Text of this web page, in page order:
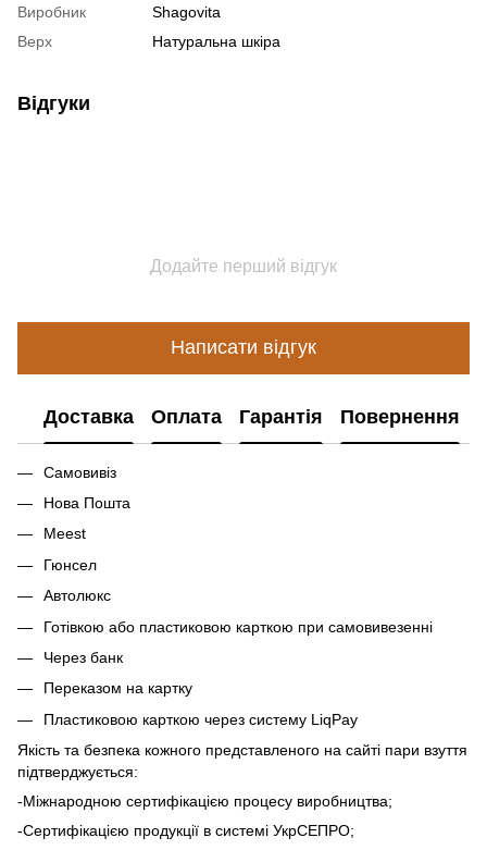
Виробник
Shagovita
Верх
Натуральна шкіра
Відгуки
Додайте перший відгук
Написати відгук
Доставка Оплата Гарантія Повернення
Самовивіз
Нова Пошта
Meest
Гюнсел
Автолюкс
Готівкою або пластиковою карткою при самовивезенні
Через банк
Переказом на картку
Пластиковою карткою через систему LiqPay
Якість та безпека кожного представленого на сайті пари взуття
підтверджується:
-Міжнародною сертифікацією процесу виробництва;
-Сертифікацією продукції в системі УкрСЕПРО;